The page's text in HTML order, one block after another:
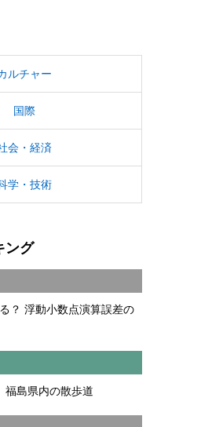
ルチャー
国際
会・経済
学・技術
ング
？ 浮動小数点演算誤差の
島県内の散歩道